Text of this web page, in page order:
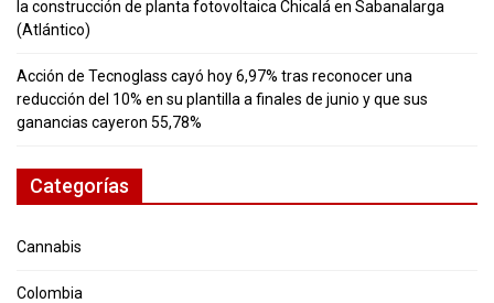
la construcción de planta fotovoltaica Chicalá en Sabanalarga
(Atlántico)
Acción de Tecnoglass cayó hoy 6,97% tras reconocer una
reducción del 10% en su plantilla a finales de junio y que sus
ganancias cayeron 55,78%
Categorías
Cannabis
Colombia